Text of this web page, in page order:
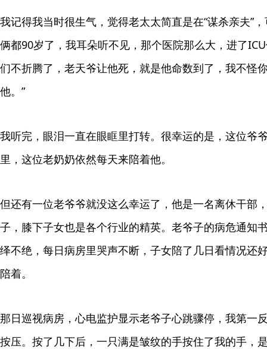
我记得我当时很生气，觉得老太太简直是在“谋杀亲夫”
俩都90岁了，我耳朵听不见，那个医院那么大，进了
们不折腾了，老天爷让他死，就是他命数到了，我不怪
他。”
我听完，眼泪一直在眼眶里打转。很幸运的是，这位爷
里，这位老奶奶依然每天来陪着他。
但还有一位老爷爷就没这么幸运了，他是一名离休干部
子，膝下子女也是各个行业的精英。老爷子的病危通知
绎不绝，每日病房里哭声不断，子女陪了几日看情况还
陪着。
那日巡视病房，心电监护显示老爷子心跳骤停，我第一
按压。按了几下后，一只满是皱纹的手按住了我的手，